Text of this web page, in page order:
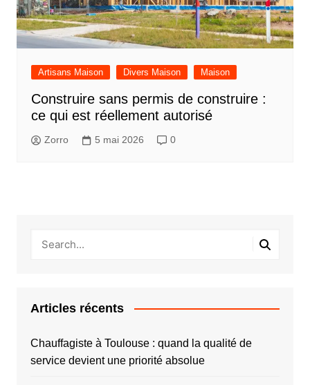
Artisans Maison Divers Maison Maison
Construire sans permis de construire :
ce qui est réellement autorisé
Zorro 5 mai 2026 0
Articles récents
Chauffagiste à Toulouse : quand la qualité de
service devient une priorité absolue